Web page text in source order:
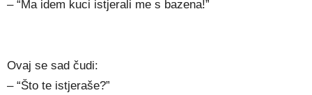
– “Ma idem kuci istjerali me s bazena!”
Ovaj se sad čudi:
– “Što te istjeraše?”